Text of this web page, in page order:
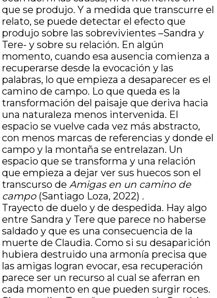
que se produjo. Y a medida que transcurre el
relato, se puede detectar el efecto que
produjo sobre las sobrevivientes –Sandra y
Tere- y sobre su relación. En algún
momento, cuando esa ausencia comienza a
recuperarse desde la evocación y las
palabras, lo que empieza a desaparecer es el
camino de campo. Lo que queda es la
transformación del paisaje que deriva hacia
una naturaleza menos intervenida. El
espacio se vuelve cada vez más abstracto,
con menos marcas de referencias y donde el
campo y la montaña se entrelazan. Un
espacio que se transforma y una relación
que empieza a dejar ver sus huecos son el
transcurso deAmigas en un camino de
campo (Santiago Loza, 2022) .
Trayecto de duelo y de despedida. Hay algo
entre Sandra y Tere que parece no haberse
saldado y que es una consecuencia de la
muerte de Claudia. Como si su desaparición
hubiera destruido una armonía precisa que
las amigas logran evocar, esa recuperación
parece ser un recurso al cual se aferran en
cada momento en que pueden surgir roces.